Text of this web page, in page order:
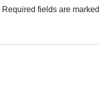
Required fields are marked